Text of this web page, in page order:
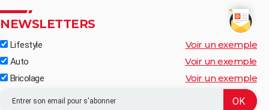
NEWSLETTERS
Lifestyle Voir un exemple
Auto Voir un exemple
Bricolage Voir un exemple